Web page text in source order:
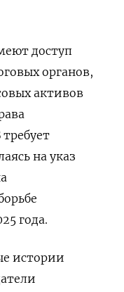
доступ
органов,
активов
на указ
года.
истории